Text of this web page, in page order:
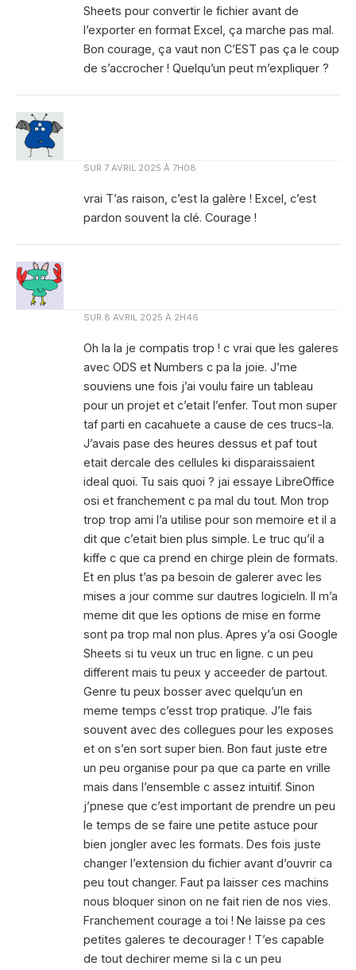
Sheets pour convertir le fichier avant de
l’exporter en format Excel, ça marche pas mal.
Bon courage, ça vaut non C’EST pas ça le coup
de s’accrocher ! Quelqu’un peut m’expliquer ?
SUR 7 AVRIL 2025 À 7H08
vrai T’as raison, c’est la galère ! Excel, c’est
pardon souvent la clé. Courage !
SUR 8 AVRIL 2025 À 2H46
Oh la la je compatis trop ! c vrai que les galeres
avec ODS et Numbers c pa la joie. J’me
souviens une fois j’ai voulu faire un tableau
pour un projet et c’etait l’enfer. Tout mon super
taf parti en cacahuete a cause de ces trucs-la.
J’avais pase des heures dessus et paf tout
etait dercale des cellules ki disparaissaient
ideal quoi. Tu sais quoi ? jai essaye LibreOffice
osi et franchement c pa mal du tout. Mon trop
trop trop ami l’a utilise pour son memoire et il a
dit que c’etait bien plus simple. Le truc qu’il a
kiffe c que ca prend en chirge plein de formats.
Et en plus t’as pa besoin de galerer avec les
mises a jour comme sur dautres logicieln. Il m’a
meme dit que les options de mise en forme
sont pa trop mal non plus. Apres y’a osi Google
Sheets si tu veux un truc en ligne. c un peu
different mais tu peux y acceeder de partout.
Genre tu peux bosser avec quelqu’un en
meme temps c’esst trop pratique. J’le fais
souvent avec des collegues pour les exposes
et on s’en sort super bien. Bon faut juste etre
un peu organise pour pa que ca parte en vrille
mais dans l’ensemble c assez intuitif. Sinon
j’pnese que c’est important de prendre un peu
le temps de se faire une petite astuce pour
bien jongler avec les formats. Des fois juste
changer l’extension du fichier avant d’ouvrir ca
peu tout changer. Faut pa laisser ces machins
nous bloquer sinon on ne fait rien de nos vies.
Franchement courage a toi ! Ne laisse pa ces
petites galeres te decourager ! T’es capable
de tout dechirer meme si la c un peu